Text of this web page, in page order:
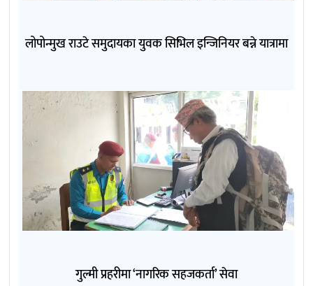
लोपोन्मुख राउटे समुदायका युवक सिभिल इन्जिनियर बन्ने यात्रामा
गुल्मी प्रहरीमा ‘नागरिक सहजकर्ता’ सेवा